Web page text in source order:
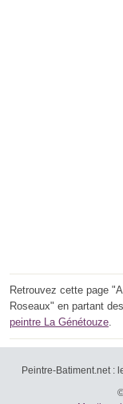
Retrouvez cette page
Roseaux" en partant
peintre La Génétouze
Peintre-Batiment.net :